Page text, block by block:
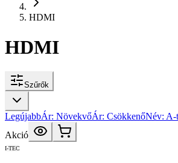
HDMI
HDMI
Szűrők
LegújabbÁr: NövekvőÁr: CsökkenőNév:
Akció
I-TEC